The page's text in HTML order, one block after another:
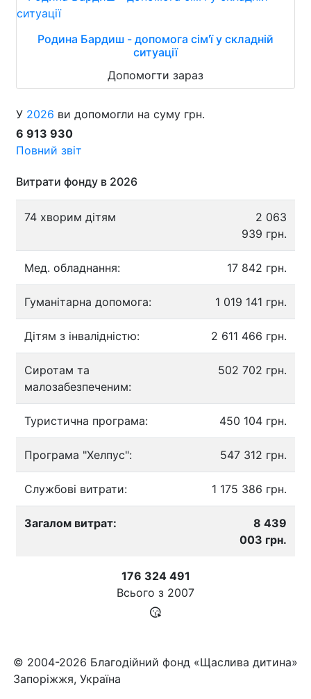
Родина Бардиш - допомога сім'ї у складній
ситуації
Допомогти зараз
У 2026 ви допомогли на суму грн.
6 913 930
Повний звіт
Витрати фонду в 2026
74 хворим дітям
2 063
939 грн.
Мед. обладнання: 17 842 грн.
Гуманітарна допомога: 1 019 141 грн.
Дітям з інвалідністю: 2 611 466 грн.
Сиротам та
малозабезпеченим:
502 702 грн.
Туристична програма: 450 104 грн.
Програма "Хелпус": 547 312 грн.
Службові витрати: 1 175 386 грн.
Загалом витрат:
8 439
003 грн.
176 324 491
Всього з 2007
© 2004-2026 Благодійний фонд «Щаслива дитина»
Запоріжжя, Україна